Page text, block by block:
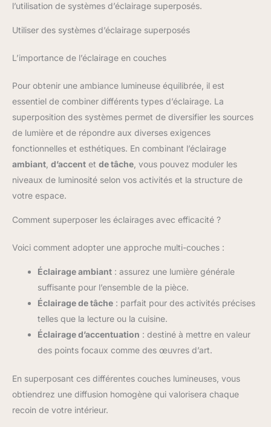
l’utilisation de systèmes d’éclairage superposés.
Utiliser des systèmes d’éclairage superposés
L’importance de l’éclairage en couches
Pour obtenir une ambiance lumineuse équilibrée, il est
essentiel de combiner différents types d’éclairage. La
superposition des systèmes permet de diversifier les sources
de lumière et de répondre aux diverses exigences
fonctionnelles et esthétiques. En combinant l’éclairage
ambiant d’accent et de tâche , vous pouvez moduler les
niveaux de luminosité selon vos activités et la structure de
votre espace.
Comment superposer les éclairages avec efficacité ?
Voici comment adopter une approche multi-couches :
Éclairage ambiant : assurez une lumière générale
suffisante pour l’ensemble de la pièce.
Éclairage de tâche : parfait pour des activités précises
telles que la lecture ou la cuisine.
Éclairage d’accentuation : destiné à mettre en valeur
des points focaux comme des œuvres d’art.
En superposant ces différentes couches lumineuses, vous
obtiendrez une diffusion homogène qui valorisera chaque
recoin de votre intérieur.